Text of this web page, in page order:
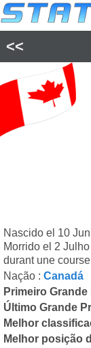
<<
Nascido el 10
Morrido el 2
durant une
Nação : Canadá
Primeiro Grande
Último Grande
Melhor
Melhor posição